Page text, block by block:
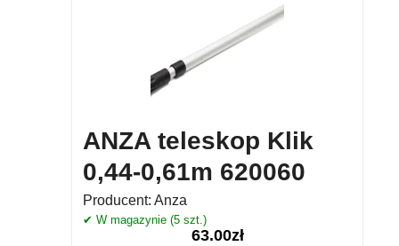
ANZA teleskop Klik
0,44-0,61m 620060
Producent: Anza
✔ W magazynie (5 szt.)
63.00zł